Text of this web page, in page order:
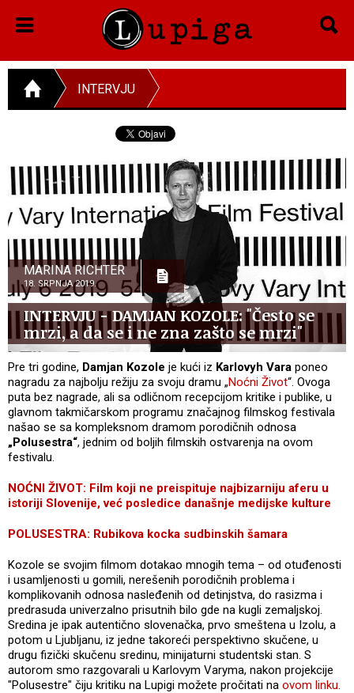
INTERVJU
MARINA RICHTER
18. SRPNJA 2019.
INTERVJU - DAMJAN KOZOLE: "Često se
mrzi, a da se i ne zna zašto se mrzi"
Pre tri godine, Damjan Kozole je kući iz Karlovyh Vara poneo
nagradu za najbolju režiju za svoju dramu „Noćni Život“. Ovoga
puta bez nagrade, ali sa odličnom recepcijom kritike i publike, u
glavnom takmičarskom programu značajnog filmskog festivala
našao se sa kompleksnom dramom porodičnih odnosa
„Polusestra“, jednim od boljih filmskih ostvarenja na ovom
festivalu.
NOĆNI ŽIVOT: Film koji ne preispituje najbizarniju aferu u
istoriji Slovenije, već posledice današnje medijske kulture
POLUSESTRA: Rubikova kocka sudbinskih šamara
Kozole se svojim filmom dotakao mnogih tema – od otuđenosti
i usamljenosti u gomili, nerešenih porodičnih problema i
komplikovanih odnosa nasleđenih od detinjstva, do rasizma i
predrasuda univerzalno prisutnih bilo gde na kugli zemaljskoj.
Sredina je ipak autentično slovenačka, prvo smeštena u Izolu, a
potom u Ljubljanu, iz jedne takoreći perspektivno skučene, u
drugu fizički skučenu sredinu, minijaturni studentski stan. S
autorom smo razgovarali u Karlovym Varyma, nakon projekcije
"Polusestre" čiju kritiku na Lupigi možete pročitati na ovom linku.